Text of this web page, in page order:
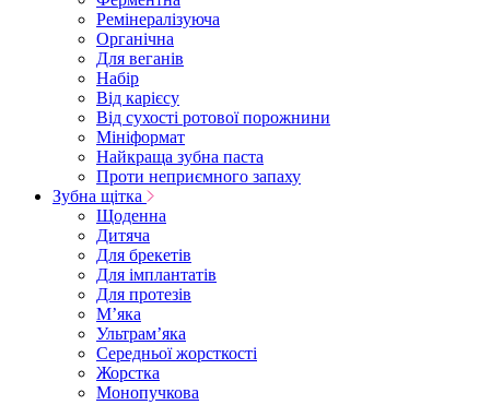
Ремінералізуюча
Органічна
Для веганів
Набір
Від карієсу
Від сухості ротової порожнини
Мініформат
Найкраща зубна паста
Проти неприємного запаху
Зубна щітка
Щоденна
Дитяча
Для брекетів
Для імплантатів
Для протезів
Мʼяка
Ультрамʼяка
Середньої жорсткості
Жорстка
Монопучкова